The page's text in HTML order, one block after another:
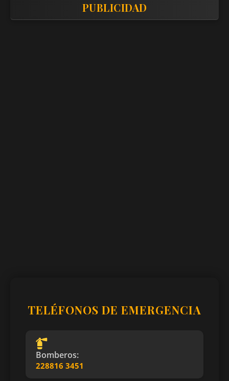
PUBLICIDAD
TELÉFONOS DE EMERGENCIA
Bomberos:
228816 3451